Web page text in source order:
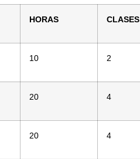
HORAS CLASES
10 2
20 4
20 4